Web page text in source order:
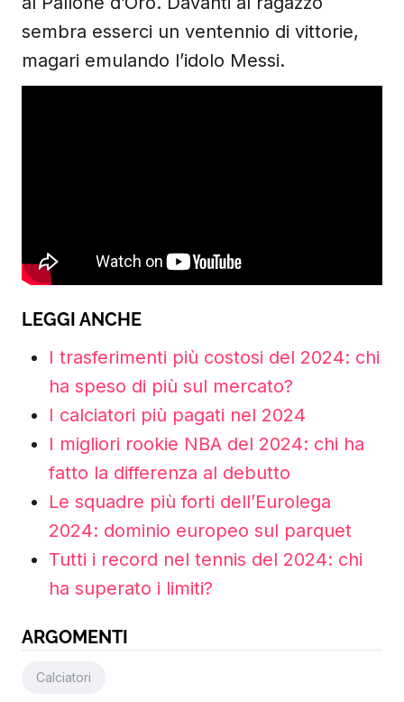
sembra esserci un ventennio di vittorie,
magari emulando l’idolo Messi.
LEGGI ANCHE
I trasferimenti più costosi del 2024: chi
ha speso di più sul mercato?
I calciatori più pagati nel 2024
I migliori rookie NBA del 2024: chi ha
fatto la differenza al debutto
Le squadre più forti dell’Eurolega
2024: dominio europeo sul parquet
Tutti i record nel tennis del 2024: chi
ha superato i limiti?
ARGOMENTI
Calciatori